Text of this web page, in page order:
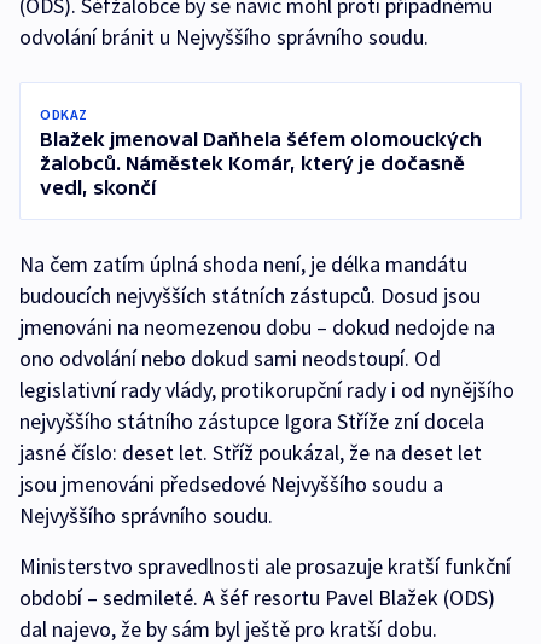
odvolání bránit u Nejvyššího správního soudu.
ODKAZ
Blažek jmenoval Daňhela šéfem olomouckých
žalobců. Náměstek Komár, který je dočasně
vedl, skončí
Na čem zatím úplná shoda není, je délka mandátu
budoucích nejvyšších státních zástupců. Dosud jsou
jmenováni na neomezenou dobu – dokud nedojde na
ono odvolání nebo dokud sami neodstoupí. Od
legislativní rady vlády, protikorupční rady i od nynějšího
nejvyššího státního zástupce Igora Stříže zní docela
jasné číslo: deset let. Stříž poukázal, že na deset let
jsou jmenováni předsedové Nejvyššího soudu a
Nejvyššího správního soudu.
Ministerstvo spravedlnosti ale prosazuje kratší funkční
období – sedmileté. A šéf resortu Pavel Blažek (ODS)
dal najevo, že by sám byl ještě pro kratší dobu.